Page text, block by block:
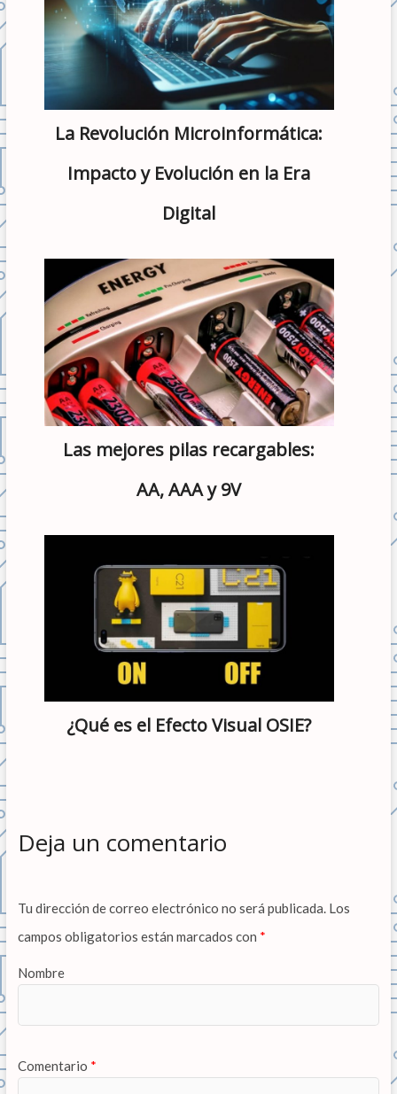
La Revolución Microinformática:
Impacto y Evolución en la Era
Digital
Las mejores pilas recargables:
AA, AAA y 9V
¿Qué es el Efecto Visual OSIE?
Deja un comentario
Tu dirección de correo electrónico no será publicada. Los
campos obligatorios están marcados con *
Nombre
Comentario *